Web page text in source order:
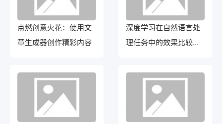
点燃创意火花：使用文
章生成器创作精彩内容
深度学习在自然语言处
理任务中的效果比较研